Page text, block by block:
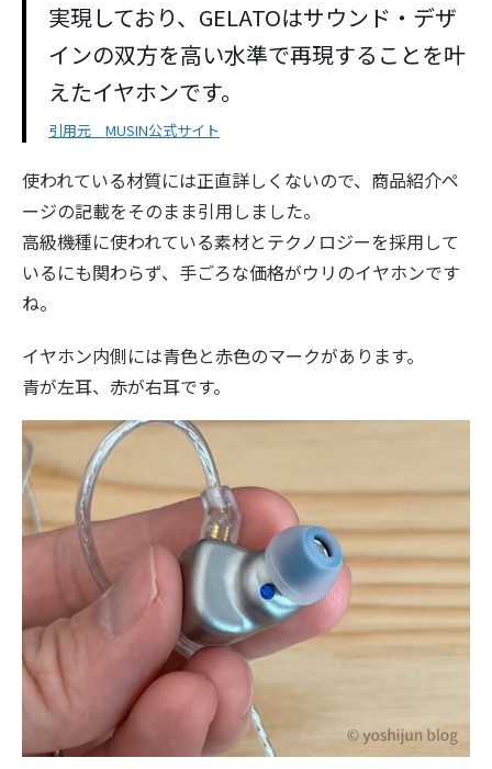
実現しており、GELATOはサウンド・デザ
インの双方を高い水準で再現することを叶
えたイヤホンです。
引用元 MUSIN公式サイト
使われている材質には正直詳しくないので、商品紹介ペ
ージの記載をそのまま引用しました。
高級機種に使われている素材とテクノロジーを採用して
いるにも関わらず、手ごろな価格がウリのイヤホンです
ね。
イヤホン内側には青色と赤色のマークがあります。
青が左耳、赤が右耳です。